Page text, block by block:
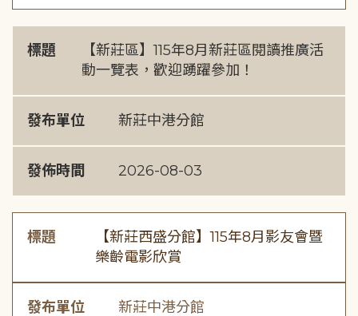
標題
【新莊區】115年8月新莊區閱讀推廣活
動一覽表，歡迎踴躍參加！
發布單位 新莊中港分館
發佈時間 2026-08-03
標題
【新莊西盛分館】115年8月影友會暨
樂齡電影欣賞
發布單位 新莊中港分館